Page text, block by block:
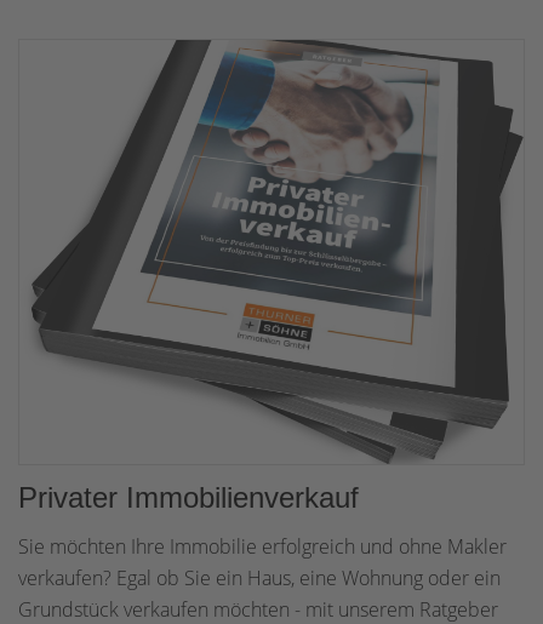
Privater Immobilienverkauf
Sie möchten Ihre Immobilie erfolgreich und ohne Makler
verkaufen? Egal ob Sie ein Haus, eine Wohnung oder ein
Grundstück verkaufen möchten - mit unserem Ratgeber